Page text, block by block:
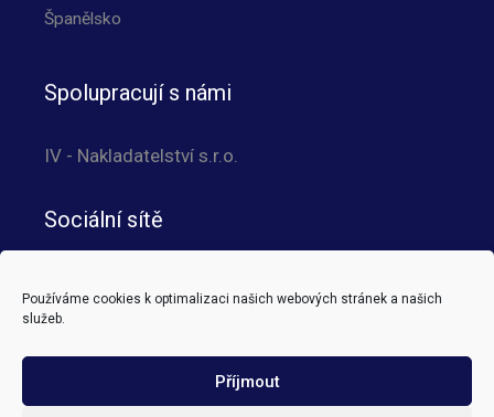
Používáme cookies k optimalizaci našich webových stránek a našich
služeb.
Příjmout
Španělsko
Spolupracují s námi
IV - Nakladatelství s.r.o.
Sociální sítě